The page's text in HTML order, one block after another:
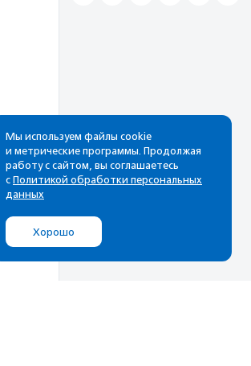
Мы используем файлы cookie
и метрические программы. Продолжая
работу с сайтом, вы соглашаетесь
с Политикой обработки персональных
данных
Хорошо